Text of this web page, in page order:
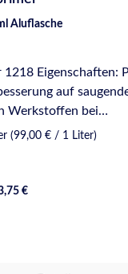
Aluflasche
Eigenschaften: Primer zur
auf
Werkstoffen bei
Ablüftezeit
Werkstoffen (z. B.
und Keramik.
(99,00 € / 1 Liter)
€